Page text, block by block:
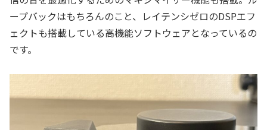
ープバックはもちろんのこと、レイテンシゼロのDSPエフ
ェクトも搭載している高機能ソフトウェアとなっているの
です。